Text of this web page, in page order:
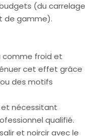
(du carrelage
de gamme).
comme froid et
cet effet grâce
des motifs
et nécessitant
qualifié.
et noircir avec le